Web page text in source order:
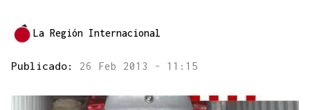
La Región Internacional
Publicado: 26 Feb 2013 - 11:15